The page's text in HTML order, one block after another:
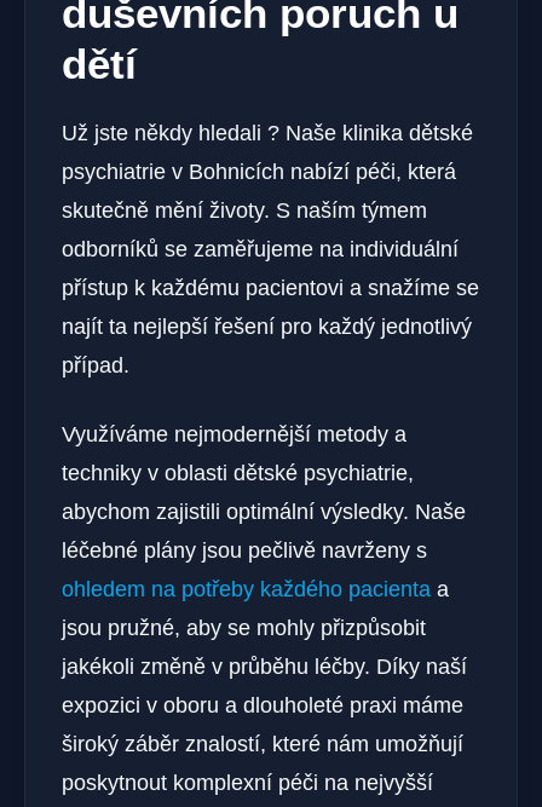
duševních poruch u
dětí
Už jste někdy hledali ? Naše klinika dětské
psychiatrie v Bohnicích nabízí péči, která
skutečně mění životy. S naším týmem
odborníků se zaměřujeme na individuální
přístup k každému pacientovi a snažíme se
najít ta nejlepší řešení pro každý jednotlivý
případ.
Využíváme nejmodernější metody a
techniky v oblasti dětské psychiatrie,
abychom zajistili optimální výsledky. Naše
léčebné plány jsou pečlivě navrženy s
ohledem na potřeby každého pacienta a
jsou pružné, aby se mohly přizpůsobit
jakékoli změně v průběhu léčby. Díky naší
expozici v oboru a dlouholeté praxi máme
široký záběr znalostí, které nám umožňují
poskytnout komplexní péči na nejvyšší